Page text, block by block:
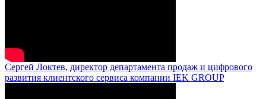
Сергей Локтев, директор департамента продаж и цифрового
развития клиентского сервиса компании IEK GROUP